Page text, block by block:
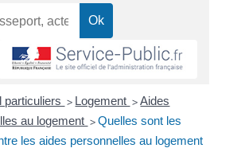
particuliers > Logement > Aides
au logement > Quelles sont les
les aides personnelles au logement